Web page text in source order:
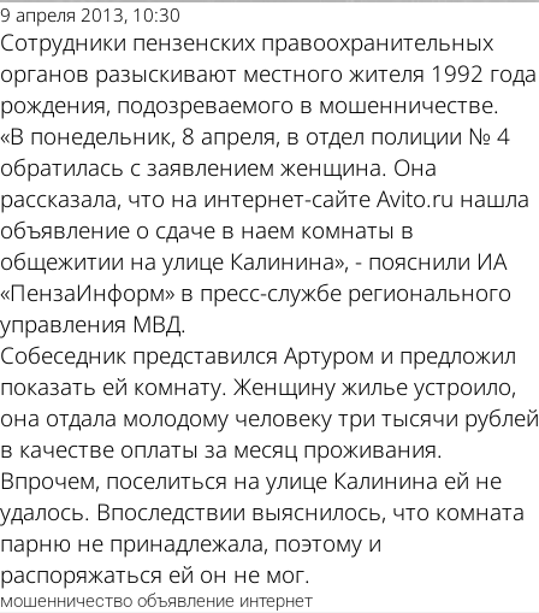
9 апреля 2013, 10:30
Сотрудники пензенских правоохранительных
органов разыскивают местного жителя 1992 года
рождения, подозреваемого в мошенничестве.
«В понедельник, 8 апреля, в отдел полиции № 4
обратилась с заявлением женщина. Она
рассказала, что на интернет-сайте Avito.ru нашла
объявление о сдаче в наем комнаты в
общежитии на улице Калинина», - пояснили ИА
«ПензаИнформ» в пресс-службе регионального
управления МВД.
Собеседник представился Артуром и предложил
показать ей комнату. Женщину жилье устроило,
она отдала молодому человеку три тысячи рублей
в качестве оплаты за месяц проживания.
Впрочем, поселиться на улице Калинина ей не
удалось. Впоследствии выяснилось, что комната
парню не принадлежала, поэтому и
распоряжаться ей он не мог.
мошенничество объявление интернет